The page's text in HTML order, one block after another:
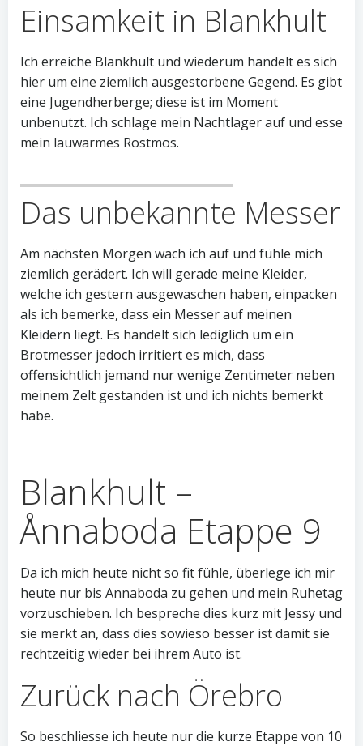
Einsamkeit in Blankhult
Ich erreiche Blankhult und wiederum handelt es sich
hier um eine ziemlich ausgestorbene Gegend. Es gibt
eine Jugendherberge; diese ist im Moment
unbenutzt. Ich schlage mein Nachtlager auf und esse
mein lauwarmes Rostmos.
Das unbekannte Messer
Am nächsten Morgen wach ich auf und fühle mich
ziemlich gerädert. Ich will gerade meine Kleider,
welche ich gestern ausgewaschen haben, einpacken
als ich bemerke, dass ein Messer auf meinen
Kleidern liegt. Es handelt sich lediglich um ein
Brotmesser jedoch irritiert es mich, dass
offensichtlich jemand nur wenige Zentimeter neben
meinem Zelt gestanden ist und ich nichts bemerkt
habe.
Blankhult –
Ånnaboda Etappe 9
Da ich mich heute nicht so fit fühle, überlege ich mir
heute nur bis Annaboda zu gehen und mein Ruhetag
vorzuschieben. Ich bespreche dies kurz mit Jessy und
sie merkt an, dass dies sowieso besser ist damit sie
rechtzeitig wieder bei ihrem Auto ist.
Zurück nach Örebro
So beschliesse ich heute nur die kurze Etappe von 10